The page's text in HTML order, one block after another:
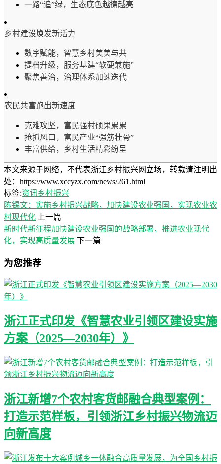
一路“追”绿，生态底色越擦越亮
乡村建设焕发新活力
数字赋能，智慧乡村美美与共
提档升级，服务基建“软硬兼施”
聚焦善治，治理体系加速迭代
农民共富跑出新速度
克难攻坚，富民强村硕果累累
抢抓风口，富民产业“强筋壮骨”
丰富供给，乡村生活精彩纷呈
本文来源于网络，不代表浙江乡村振兴网立场，转载请注明出
处：https://www.xccyzx.com/news/261.html
标签:资讯乡村振兴
陈锡文：实施乡村振兴战略，加快建设农业强国，实现农业农
村现代化
上一篇
新时代新征程加快建设农业强国的战略部署，推进农业现代
化，实现高质量发展 下一篇
为您推荐
浙江正式印发《智慧农业引领区建设实施
方案（2025—2030年）》
浙江新增7个农村客货邮融合典型案例：
打造示范样板，引领浙江乡村振兴物流迈
向新高度